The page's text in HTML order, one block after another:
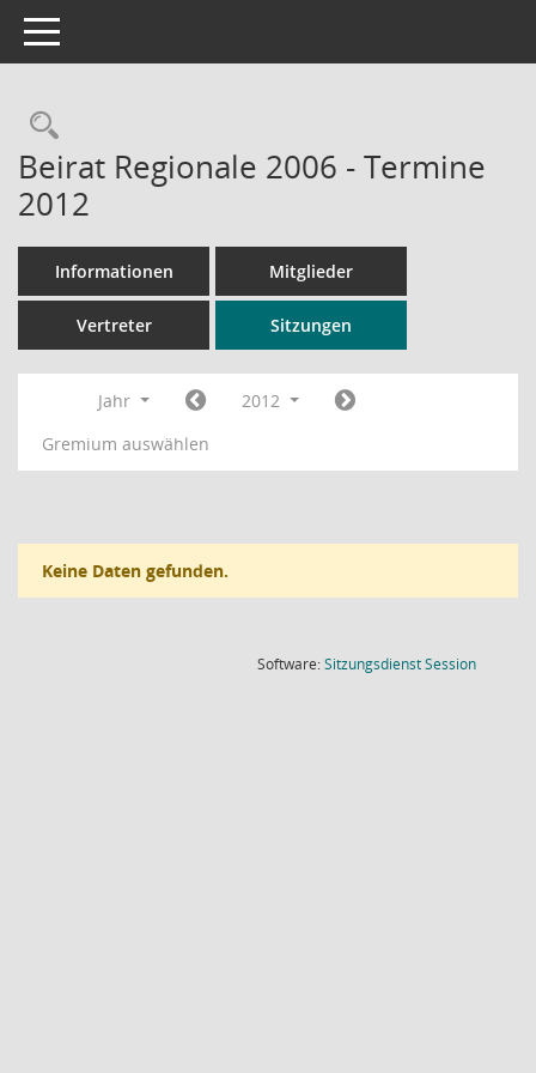
Toggle navigation
Rechercheauswahl
Beirat Regionale 2006 - Termine
2012
Informationen Mitglieder
Vertreter Sitzungen
Jahr
2012
Gremium auswählen
Keine Daten gefunden.
Software:SitzungsdienstSession(Wird in